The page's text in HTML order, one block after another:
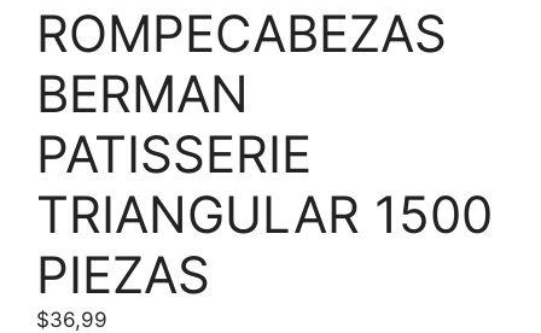
ROMPECABEZAS
BERMAN
PATISSERIE
TRIANGULAR 1500
PIEZAS
$36,99